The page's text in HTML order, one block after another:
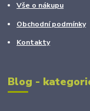
Vše o nákupu
Obchodní podmínky
Kontakty
Blog -